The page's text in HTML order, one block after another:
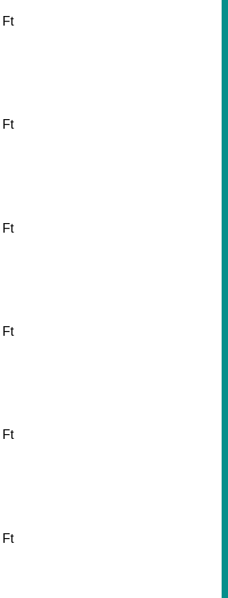
Ft
Ft
Ft
Ft
Ft
Ft